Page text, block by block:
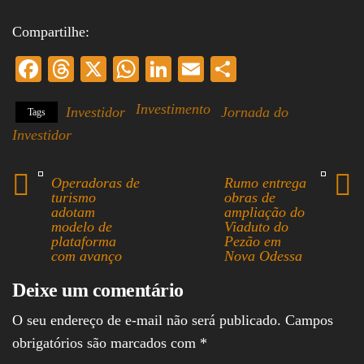
Compartilhe:
Fa
ce
bo
ok
T
ea
X
W
ts
Li
ed
E
ail re
Tags Investidor Investimento
Jornada do
Investidor
Operadoras de
turismo
adotam
modelo de
plataforma
com avanço
Rumo entrega
obras de
ampliação do
Viaduto do
Pezão em
Nova Odessa
Deixe um comentário
O seu endereço de e-mail não será publicado. Campos
obrigatórios são marcados com *